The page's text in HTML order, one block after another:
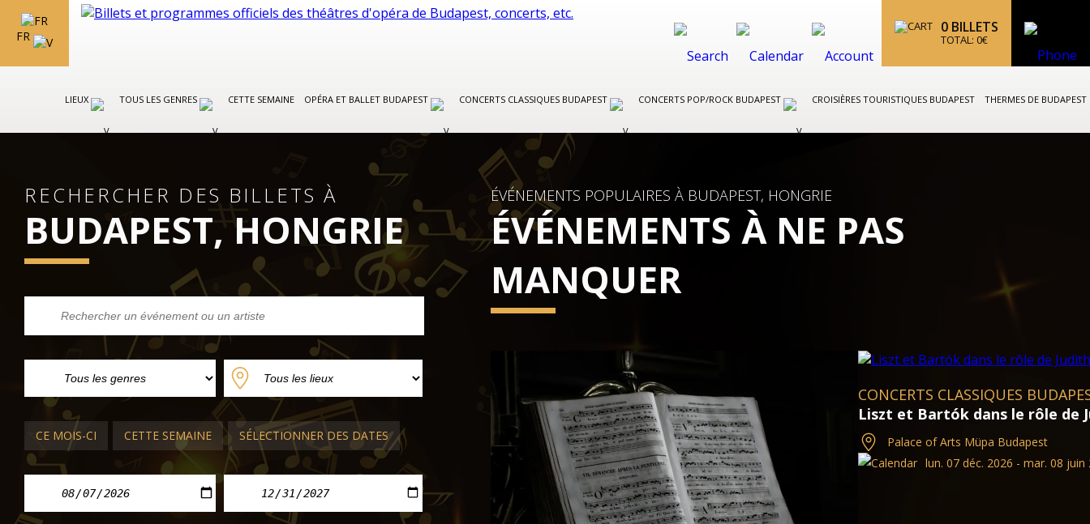
FR
0 BILLETS
TOTAL: 0€
LIEUX TOUS LES GENRES CETTE SEMAINE OPÉRA ET BALLET BUDAPEST CONCERTS CLASSIQUES BUDAPEST CONCERTS POP/ROCK BUDAPEST CROISIÈRES TOURISTIQUES BUDAPEST THERMES DE BUDAPEST
RECHERCHER DES BILLETS À
BUDAPEST, HONGRIE
CE MOIS-CI CETTE SEMAINE SÉLECTIONNER DES DATES
ÉVÉNEMENTS POPULAIRES À BUDAPEST, HONGRIE
ÉVÉNEMENTS À NE PAS
MANQUER
CONCERTS CLASSIQUES BUDAPEST
Liszt et Bartók dans le rôle de Judith, Anna Netrebko
Palace of Arts Müpa Budapest
lun. 07 déc. 2026 - mar. 08 juin 2027
CONCERTS CLASSIQUES
Mozart, Così fan tutte,
Palace of Arts Müpa Budapest
lun. 05 oct. 2026 - mar.